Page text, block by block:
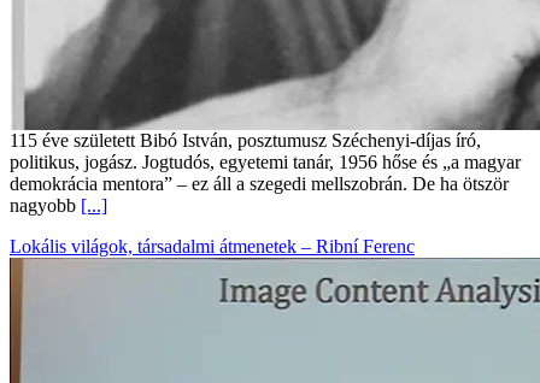
115 éve született Bibó István, posztumusz Széchenyi-díjas író,
politikus, jogász. Jogtudós, egyetemi tanár, 1956 hőse és „a magyar
demokrácia mentora” – ez áll a szegedi mellszobrán. De ha ötször
nagyobb [...]
Lokális világok, társadalmi átmenetek – Ribní Ferenc